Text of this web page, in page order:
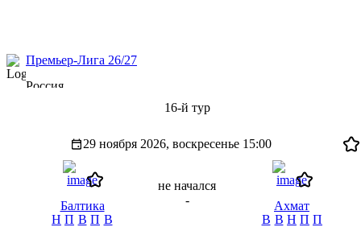
Премьер-Лига 26/27
Россия
16-й тур
29 ноября 2026, воскресенье 15:00
Балтика
Н П В П В
не начался
-
Ахмат
В В Н П П